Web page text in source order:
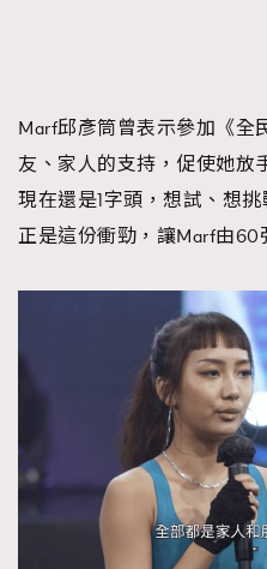
Marf邱彥筒曾表示參加《全
友、家人的支持，促使她放
現在還是1字頭，想試、想挑
正是這份衝勁，讓Marf由60